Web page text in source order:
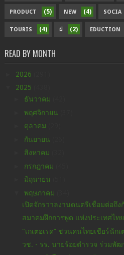
PRODUCT (5) NEW (4) SOCIA
TOURIS (4) ฝ (2) EDUCTION
READ BY MONTH
2026
2025
ธันวาคม
พฤศจิกายน
ตุลาคม
กันยายน
สิงหาคม
กรกฎาคม
มิถุนายน
พฤษภาคม
เปิดจักรวาลงานดนตรีเชื่อมต่อถึง
สมาคมฝึกการพูด แห่งประเทศไทย
"เกเตอเรด” ชวนคนไทยเชียร์นัก
วช. - รร. นายร้อยตำรวจ ร่วมพั